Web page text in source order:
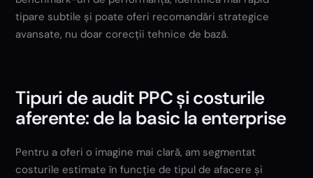
tipare subtile și poate oferi recomandări strategice
avansate, nu doar corecții tehnice de bază.
Tipuri de audit PPC și costurile
aferente: de la basic la enterprise
Pentru a oferi o imagine mai clară, am segmentat
costurile estimate în funcție de tipul de afacere și